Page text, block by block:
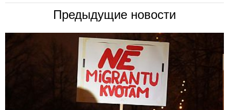
Предыдущие новости